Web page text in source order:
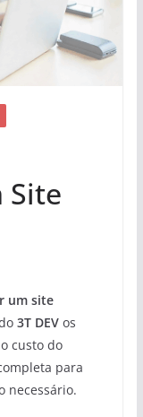
Site
um site
3T DEVos
custo do
para
necessário.